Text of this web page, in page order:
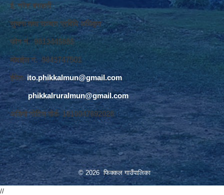
ई. नरेश बराइली
सुचना तथा सञ्‍चार प्रविधि अधिकृत
फोन नं. 9813445685
मोवाईल नं. 9843747501
ईमेलः ito.phikkalmun@gmail.com
phikkalruralmun@gmail.com
अडियो नोटिस वोर्डः 1610047692026
© 2026 फिक्कल गाउँपालिका
//